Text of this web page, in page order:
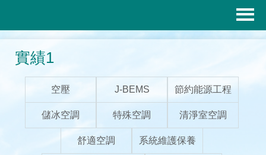
實績1
空壓 J-BEMS 節約能源工程
儲冰空調 特殊空調 清淨室空調
舒適空調 系統維護保養